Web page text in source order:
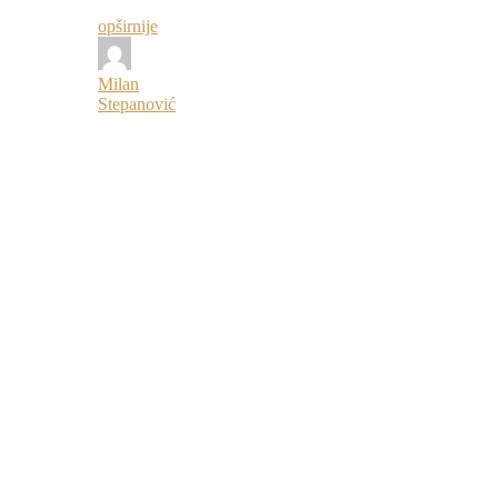
opširnije
Milan
Stepanović